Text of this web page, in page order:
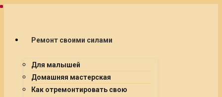
Ремонт своими силами
Для малышей
Домашняя мастерская
Как отремонтировать свою